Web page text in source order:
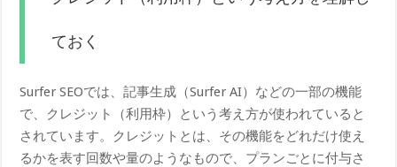
ておく
Surfer SEOでは、記事生成（Surfer AI）などの一部の機能
で、クレジット（利用枠）という考え方が使われていると
されています。クレジットとは、その機能をどれだけ使え
るかを表す回数や量のようなもので、プランごとに付与さ